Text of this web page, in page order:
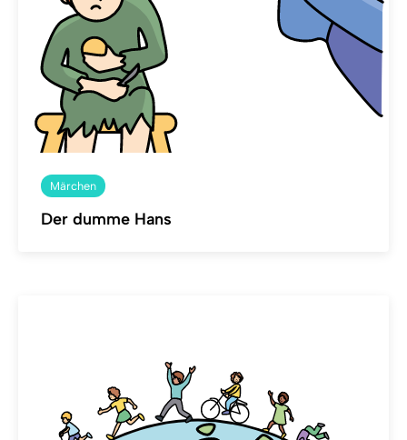
Märchen
Der dumme Hans